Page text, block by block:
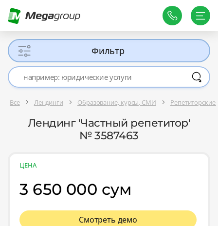
Фильтр
Все Лендинги Образование, курсы, СМИ Репетиторские
Лендинг 'Частный репетитор'
№ 3587463
ЦЕНА
3 650 000 сум
Смотреть демо